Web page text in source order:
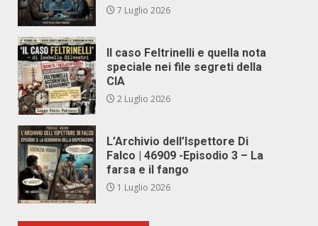
7 Luglio 2026
Il caso Feltrinelli e quella nota
speciale nei file segreti della
CIA
2 Luglio 2026
L’Archivio dell’Ispettore Di
Falco | 46909 -Episodio 3 – La
farsa e il fango
1 Luglio 2026